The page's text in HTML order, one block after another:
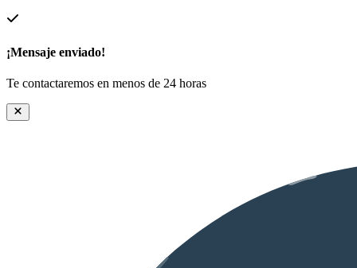
¡Mensaje enviado!
Te contactaremos en menos de 24 horas